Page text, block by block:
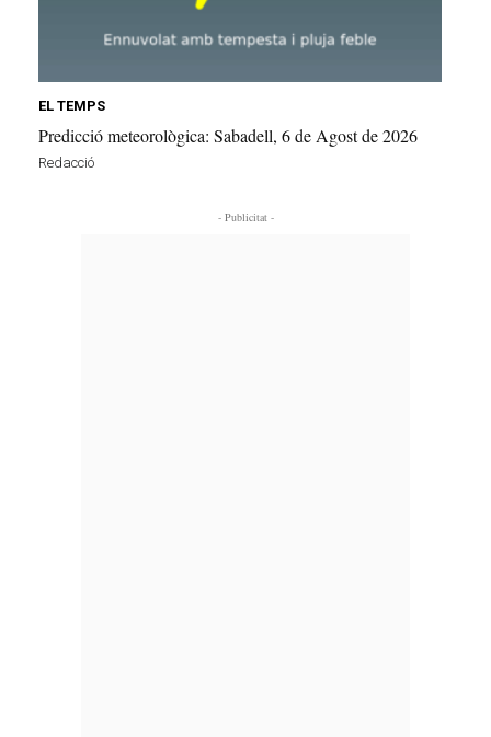
EL TEMPS
Predicció meteorològica: Sabadell, 6 de Agost de 2026
Redacció
- Publicitat -